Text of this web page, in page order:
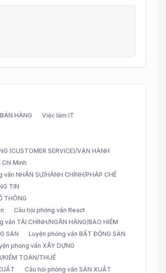
HÀNG
Việc làm IT
(CUSTOMER SERVICE)/VẬN HÀNH
Minh
vấn NHÂN SỰ/HÀNH CHÍNH/PHÁP CHẾ
TIN
THÔNG
Câu hỏi phỏng vấn React
vấn TÀI CHÍNH/NGÂN HÀNG/BẢO HIỂM
SẢN
Luyện phỏng vấn BẤT ĐỘNG SẢN
phỏng vấn XÂY DỰNG
KIỂM TOÁN/THUẾ
Câu hỏi phỏng vấn SẢN XUẤT